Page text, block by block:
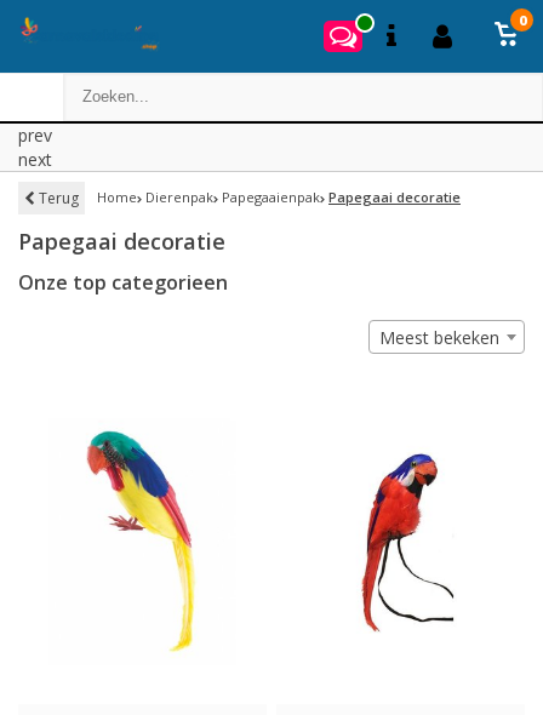
0
prev
next
Terug Home Dierenpak Papegaaienpak Papegaai decoratie
Papegaai decoratie
Onze top categorieen
Meest bekeken